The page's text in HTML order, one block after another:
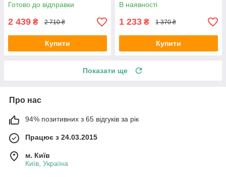
Готово до відправки
2 439 ₴ 2 710 ₴
Купити
В наявності
1 233 ₴ 1 370 ₴
Купити
Показати ще
Про нас
94% позитивних з 65 відгуків за рік
Працює з 24.03.2015
м. Київ
Київ, Україна